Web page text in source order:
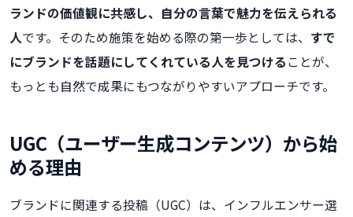
ランドの価値観に共感し、自分の言葉で魅力を伝えられる
人です。そのため施策を始める際の第一歩としては、 すで
にブランドを話題にしてくれている人を見つける ことが、
もっとも自然で成果にもつながりやすいアプローチです。
UGC（ユーザー生成コンテンツ）から始
める理由
ブランドに関連する投稿（UGC）は、インフルエンサー選